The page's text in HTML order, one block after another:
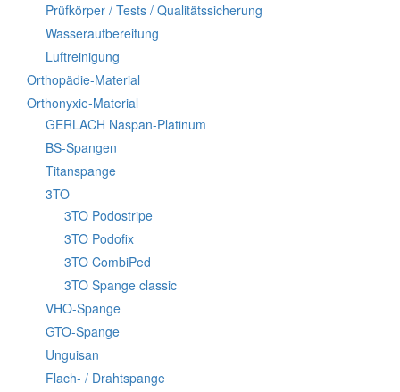
Prüfkörper / Tests / Qualitätssicherung
Wasseraufbereitung
Luftreinigung
Orthopädie-Material
Orthonyxie-Material
GERLACH Naspan-Platinum
BS-Spangen
Titanspange
3TO
3TO Podostripe
3TO Podofix
3TO CombiPed
3TO Spange classic
VHO-Spange
GTO-Spange
Unguisan
Flach- / Drahtspange